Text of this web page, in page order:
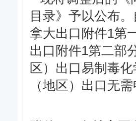
目录》予以公布
拿大出口附件1第
出口附件1第二部
区）出口易制毒
（地区）出口无